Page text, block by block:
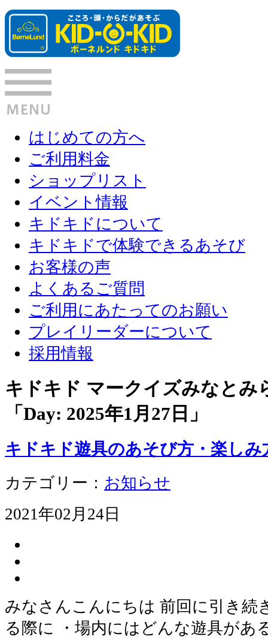
はじめての方へ
ご利用料金
ショップリスト
イベント情報
キドキドについて
キドキドで体験できるあそび
お客様の声
よくあるご質問
ご利用にあたってのお願い
プレイリーダーについて
採用情報
キドキド マークイズみなと
「Day: 2025年1月27日 」
キドキド遊具のあそび方・楽し
カテゴリー： お知らせ
2021年02月24日
みなさんこんにちは 前回に引き続
る際に ・場内にはどんな遊具があ